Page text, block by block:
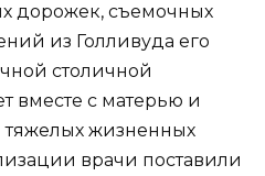
дорожек, съемочных
из Голливуда его
столичной
вместе с матерью и
тяжелых жизненных
врачи поставили